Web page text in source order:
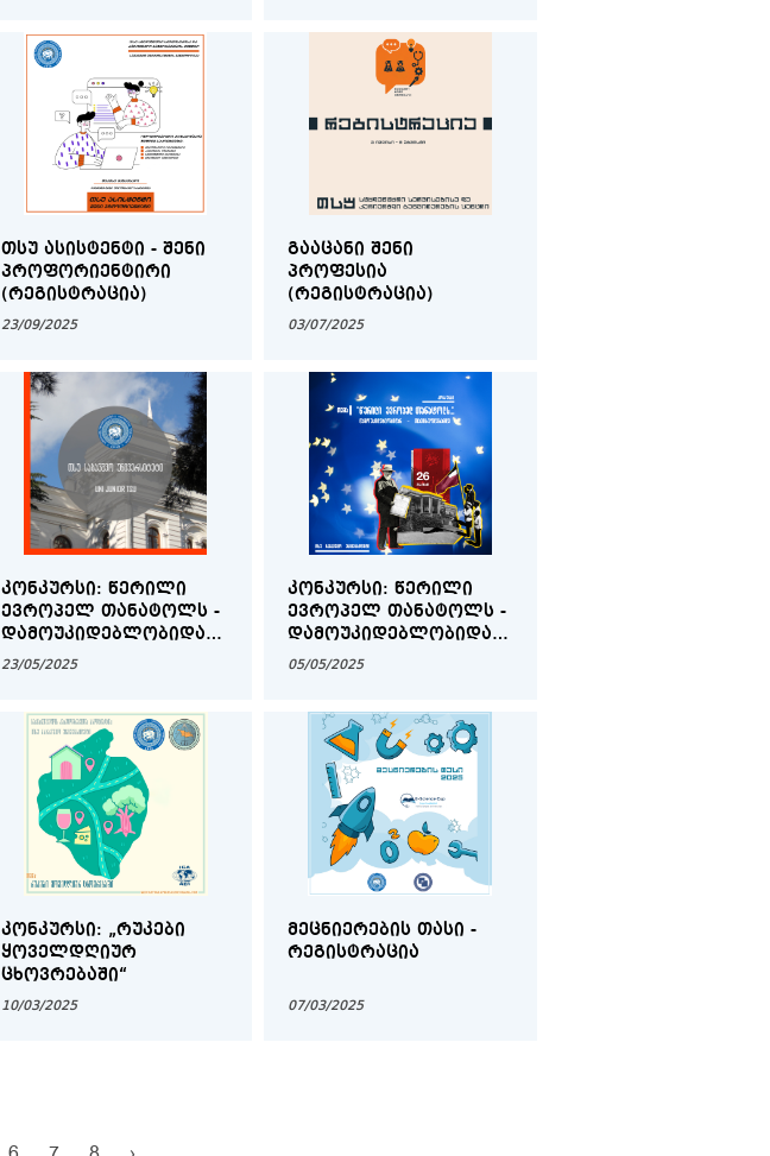
ᲗᲡᲣ ᲐᲡᲘᲡᲢᲔᲜᲢᲘ - ᲨᲔᲜᲘ
ᲞᲠᲝᲤᲝᲠᲘᲔᲜᲢᲘᲠᲘ
(ᲠᲔᲒᲘᲡᲢᲠᲐᲪᲘᲐ)
23/09/2025
ᲒᲐᲐᲪᲐᲜᲘ ᲨᲔᲜᲘ
ᲞᲠᲝᲤᲔᲡᲘᲐ
(ᲠᲔᲒᲘᲡᲢᲠᲐᲪᲘᲐ)
03/07/2025
ᲙᲝᲜᲙᲣᲠᲡᲘ: ᲬᲔᲠᲘᲚᲘ
ᲔᲕᲠᲝᲞᲔᲚ ᲗᲐᲜᲐᲢᲝᲚᲡ -
ᲓᲐᲛᲝᲣᲙᲘᲓᲔᲑᲚᲝᲑᲘᲓᲐᲜ
ᲗᲐᲕᲘᲡᲣᲤᲚᲔᲑᲐᲛᲓᲔ
23/05/2025
ᲙᲝᲜᲙᲣᲠᲡᲘ: ᲬᲔᲠᲘᲚᲘ
ᲔᲕᲠᲝᲞᲔᲚ ᲗᲐᲜᲐᲢᲝᲚᲡ -
ᲓᲐᲛᲝᲣᲙᲘᲓᲔᲑᲚᲝᲑᲘᲓᲐᲜ
ᲗᲐᲕᲘᲡᲣᲤᲚᲔᲑᲐᲛᲓᲔ
05/05/2025
ᲙᲝᲜᲙᲣᲠᲡᲘ: „ᲠᲣᲙᲔᲑᲘ
ᲧᲝᲕᲔᲚᲓᲦᲘᲣᲠ
ᲪᲮᲝᲕᲠᲔᲑᲐᲨᲘ“
10/03/2025
ᲛᲔᲪᲜᲘᲔᲠᲔᲑᲘᲡ ᲗᲐᲡᲘ -
ᲠᲔᲒᲘᲡᲢᲠᲐᲪᲘᲐ
07/03/2025